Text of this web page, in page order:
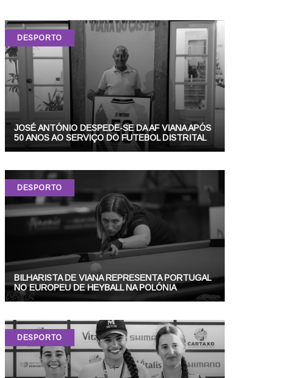
DESPORTO
JOSÉ ANTÓNIO DESPEDE-SE DA AF VIANA APÓS
50 ANOS AO SERVIÇO DO FUTEBOL DISTRITAL
DESPORTO
BILHARISTA DE VIANA REPRESENTA PORTUGAL
NO EUROPEU DE HEYBALL NA POLÓNIA
DESPORTO